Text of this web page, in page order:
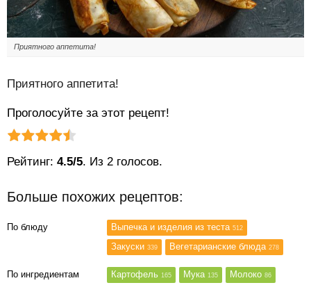
Приятного аппетита!
Приятного аппетита!
Проголосуйте за этот рецепт!
Рейтинг статьи:
Рейтинг: 4.5/5. Из 2 голосов.
Больше похожих рецептов:
По блюду Выпечка и изделия из теста 512
Закуски 339 Вегетарианские блюда 278
По ингредиентам Картофель 165 Мука 135 Молоко 86